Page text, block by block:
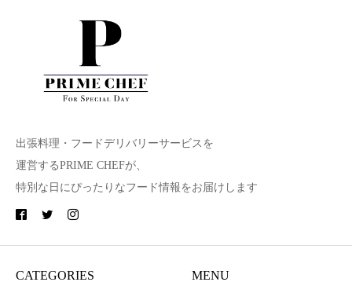
出張料理・フードデリバリーサービスを
運営するPRIME CHEFが、
特別な日にぴったりなフード情報をお届けします
CATEGORIES MENU